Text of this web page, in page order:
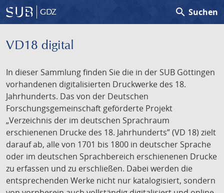
GDZ search Suchen
VD18 digital
In dieser Sammlung finden Sie die in der SUB Göttingen
vorhandenen digitalisierten Druckwerke des 18.
Jahrhunderts. Das von der Deutschen
Forschungsgemeinschaft geförderte Projekt
„Verzeichnis der im deutschen Sprachraum
erschienenen Drucke des 18. Jahrhunderts” (VD 18) zielt
darauf ab, alle von 1701 bis 1800 in deutscher Sprache
oder im deutschen Sprachbereich erschienenen Drucke
zu erfassen und zu erschließen. Dabei werden die
entsprechenden Werke nicht nur katalogisiert, sondern